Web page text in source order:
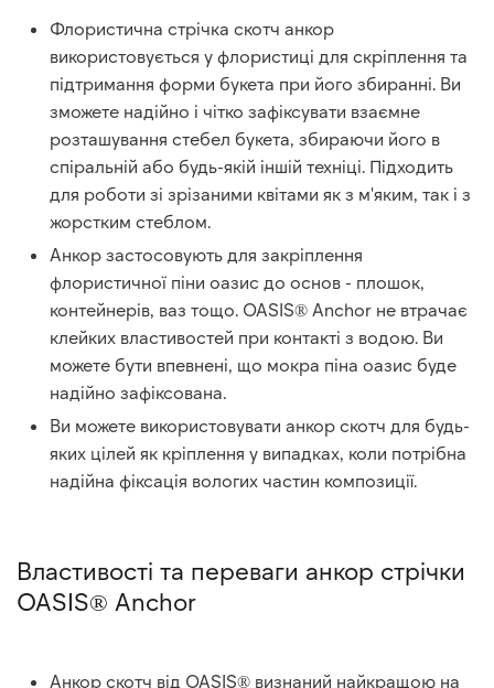
Флористична стрічка скотч анкор
використовується у флористиці для скріплення та
підтримання форми букета при його збиранні. Ви
зможете надійно і чітко зафіксувати взаємне
розташування стебел букета, збираючи його в
спіральній або будь-якій іншій техніці. Підходить
для роботи зі зрізаними квітами як з м'яким, так і з
жорстким стеблом.
Анкор застосовують для закріплення
флористичної піни оазис до основ - плошок,
контейнерів, ваз тощо. OASIS® Anchor не втрачає
клейких властивостей при контакті з водою. Ви
можете бути впевнені, що мокра піна оазис буде
надійно зафіксована.
Ви можете використовувати анкор скотч для будь-
яких цілей як кріплення у випадках, коли потрібна
надійна фіксація вологих частин композиції.
Властивості та переваги анкор стрічки
OASIS® Anchor
Анкор скотч від OASIS® визнаний найкращою на